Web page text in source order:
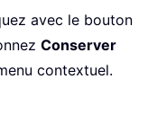
avec le bouton
Conserver
contextuel.